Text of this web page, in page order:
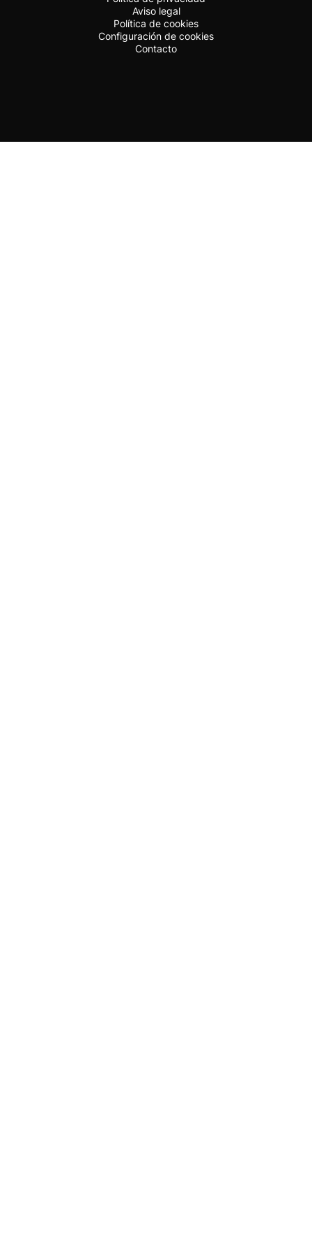
Aviso legal
Política de cookies
Configuración de cookies
Contacto